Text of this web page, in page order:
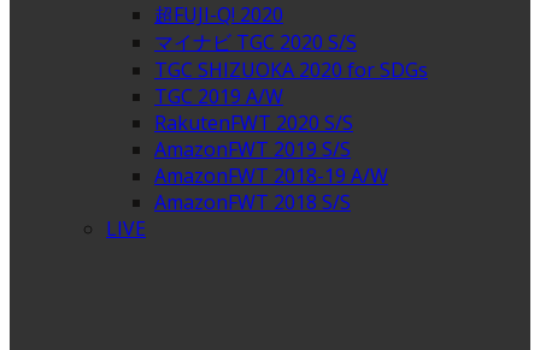
超FUJI-Q! 2020
マイナビ TGC 2020 S/S
TGC SHIZUOKA 2020 for SDGs
TGC 2019 A/W
RakutenFWT 2020 S/S
AmazonFWT 2019 S/S
AmazonFWT 2018-19 A/W
AmazonFWT 2018 S/S
LIVE